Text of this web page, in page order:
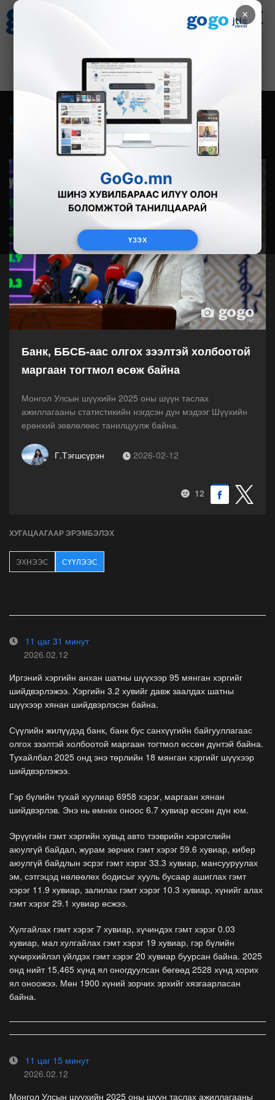
×
ҮЗЭХ
Зурхай
8.06
Бүгд Фото Видео Зурган өгүүлэмж
Банк, ББСБ-аас олгох зээлтэй холбоотой
маргаан тогтмол өсөж байна
Монгол Улсын шүүхийн 2025 оны шүүн таслах
ажиллагааны статистикийн нэгдсэн дүн мэдээг Шүүхийн
ерөнхий зөвлөлөөс танилцуулж байна.
Г.Тэгшсүрэн 2026-02-12
12
ХУГАЦААГААР ЭРЭМБЭЛЭХ
ЭХНЭЭС СҮҮЛЭЭС
11 цаг 31 минут
2026.02.12
Иргэний хэргийн анхан шатны шүүхээр 95 мянган хэргийг
шийдвэрлэжээ. Хэргийн 3.2 хувийг давж заалдах шатны
шүүхээр хянан шийдвэрлэсэн байна.
Сүүлийн жилүүдэд банк, банк бус санхүүгийн байгууллагаас
олгох зээлтэй холбоотой маргаан тогтмол өссөн дүнтэй байна.
Тухайлбал 2025 онд энэ төрлийн 18 мянган хэргийг шүүхээр
шийдвэрлэжээ.
Гэр бүлийн тухай хуулиар 6958 хэрэг, маргаан хянан
шийдвэрлэв. Энэ нь өмнөх оноос 6.7 хувиар өссөн дүн юм.
Эрүүгийн гэмт хэргийн хувьд авто тээврийн хэрэгслийн
аюулгүй байдал, журам зөрчих гэмт хэрэг 59.6 хувиар, кибер
аюулгүй байдлын эсрэг гэмт хэрэг 33.3 хувиар, мансууруулах
эм, сэтгэцэд нөлөөлөх бодисыг хууль бусаар ашиглах гэмт
хэрэг 11.9 хувиар, залилах гэмт хэрэг 10.3 хувиар, хүнийг алах
гэмт хэрэг 29.1 хувиар өсжээ.
Хулгайлах гэмт хэрэг 7 хувиар, хүчиндэх гэмт хэрэг 0.03
хувиар, мал хулгайлах гэмт хэрэг 19 хувиар, гэр бүлийн
хүчирхийлэл үйлдэх гэмт хэрэг 20 хувиар буурсан байна. 2025
онд нийт 15,465 хүнд ял оногдуулсан бөгөөд 2528 хүнд хорих
ял оноожээ. Мөн 1900 хүний зорчих эрхийг хязгаарласан
байна.
11 цаг 15 минут
2026.02.12
Монгол Улсын шүүхийн 2025 оны шүүн таслах ажиллагааны